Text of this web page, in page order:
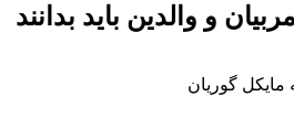
و والدین باید بدانند